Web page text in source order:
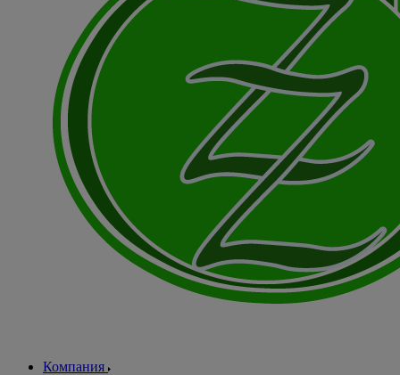
Компания